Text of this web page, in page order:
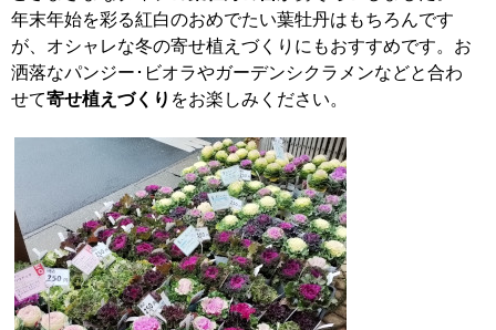
年末年始を彩る紅白のおめでたい葉牡丹はもちろんです
が、オシャレな冬の寄せ植えづくりにもおすすめです。お
洒落なパンジー･ビオラやガーデンシクラメンなどと合わ
せて寄せ植えづくり をお楽しみください。